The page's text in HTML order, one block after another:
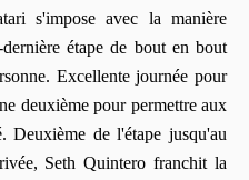
s'impose avec la manière
étape de bout en bout
Excellente journée pour
deuxième pour permettre aux
Deuxième de l'étape jusqu'au
Seth Quintero franchit la